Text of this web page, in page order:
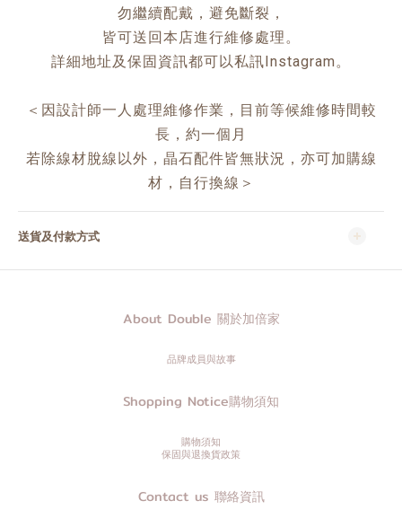
勿繼續配戴，避免斷裂，
皆可送回本店進行維修處理。
詳細地址及保固資訊都可以私訊Instagram。
＜因設計師一人處理維修作業，目前等候維修時間較
長，約一個月
若除線材脫線以外，晶石配件皆無狀況，亦可加購線
材，自行換線＞
送貨及付款方式
About Double 關於加倍家
品牌成員與故事
Shopping Notice購物須知
購物須知
保固與退換貨政策
Contact us 聯絡資訊